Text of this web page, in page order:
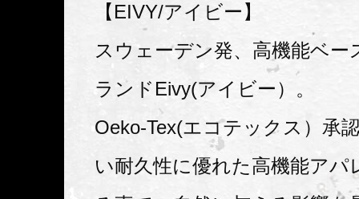
【EIVY/アイビー】
スウェーデン発、高機能ベー
ランドEivy(アイビー）。
Oeko-Tex(エコテックス）承
い耐久性に優れた高機能アパ